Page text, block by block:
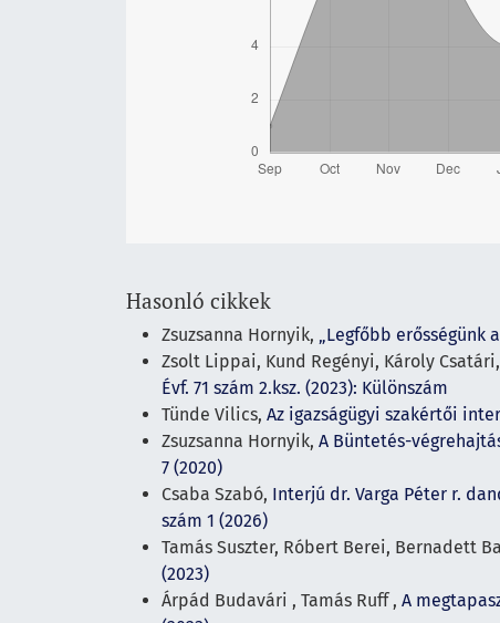
Hasonló cikkek
Zsuzsanna Hornyik, „Legfőbb erősségünk
Zsolt Lippai, Kund Regényi, Károly Csatári,
Évf. 71 szám 2.ksz. (2023): Különszám
Tünde Vilics, Az igazságügyi szakértői
Zsuzsanna Hornyik, A Büntetés-
7 (2020)
Csaba Szabó, Interjú dr. Varga Péter r.
szám 1 (2026)
Tamás Suszter, Róbert Berei, Bernadett
(2023)
Árpád Budavári , Tamás Ruff , A